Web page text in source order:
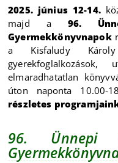
2025. június 12-14.
majd a 96.
Gyermekkönyvnapok
a Kisfaludy Károly
elmaradhatatlan
úton naponta 10.00-
részletes
96. Ünnepi